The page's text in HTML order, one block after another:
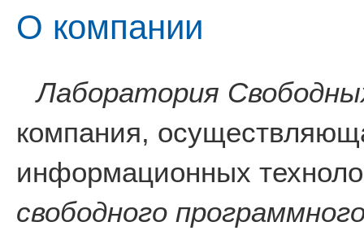
О компании
Лаборатория
компания,
информационных
свободного